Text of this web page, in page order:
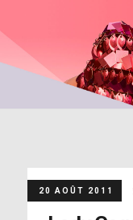
20 AOÛT 2011